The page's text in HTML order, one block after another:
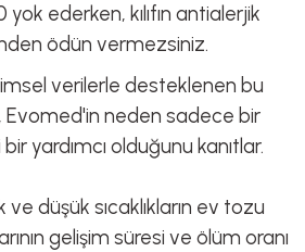
yok ederken, kılıfın antialerjik
ödün vermezsiniz.
verilerle desteklenen bu
Evomed'in neden sadece bir
yardımcı olduğunu kanıtlar.
ve düşük sıcaklıkların ev tozu
gelişim süresi ve ölüm oranı